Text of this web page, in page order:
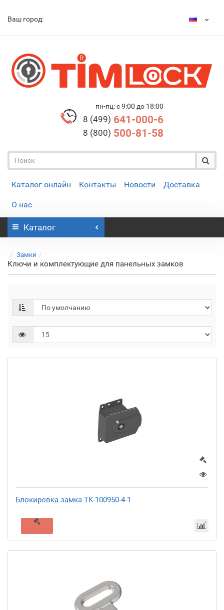
Ваш город:
пн-пц: с 9:00 до 18:00
8 (499) 641-000-6
8 (800) 500-81-58
Каталог онлайн Контакты Новости Доставка
О нас
Каталог
Замки
Ключи и комплектующие для панельных замков
Блокировка замка TK-100950-4-1